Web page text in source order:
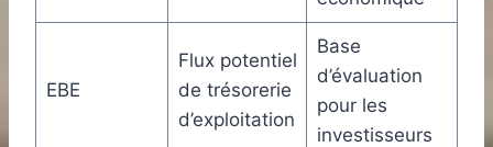
EBE
Flux potentiel
de trésorerie
d’exploitation
Base
d’évaluation
pour les
investisseurs